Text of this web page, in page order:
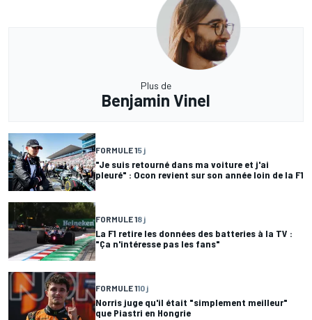
Plus de
Benjamin Vinel
FORMULE 15 j
"Je suis retourné dans ma voiture et j'ai
pleuré" : Ocon revient sur son année loin de la F1
FORMULE 18 j
La F1 retire les données des batteries à la TV :
"Ça n'intéresse pas les fans"
FORMULE 110 j
Norris juge qu'il était "simplement meilleur"
que Piastri en Hongrie